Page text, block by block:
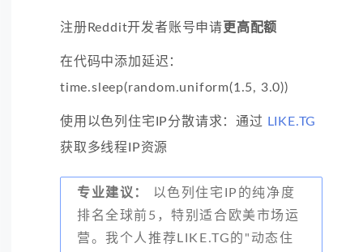
注册Reddit开发者账号申请更高配额
在代码中添加延迟：
time.sleep(random.uniform(1.5, 3.0))
使用以色列住宅IP分散请求：通过
LIKE.TG
获取多线程IP资源
专业建议：
以色列住宅IP的纯净度
排名全球前5，特别适合欧美市场运
营。我个人推荐LIKE.TG的"动态住